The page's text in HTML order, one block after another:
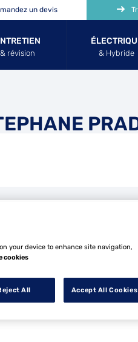
& révision & Hybride
un devis
your device to enhance site navigation,
cookies
All Accept All Cookies